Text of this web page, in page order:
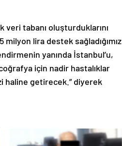
veri tabanı oluşturduklarını
milyon lira destek sağladığımız
yanında İstanbul’u,
için nadir hastalıklar
haline getirecek.” diyerek